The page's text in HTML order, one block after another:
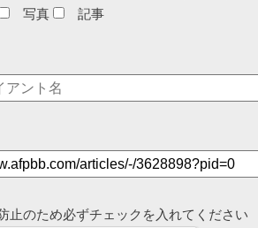
写真 記事
止のため必ずチェックを入れてください